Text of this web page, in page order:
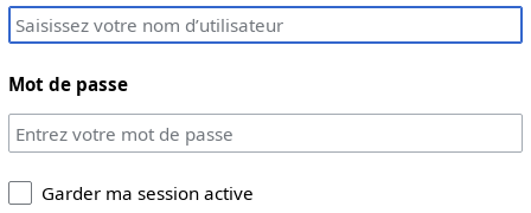
Mot de passe
Garder ma session active